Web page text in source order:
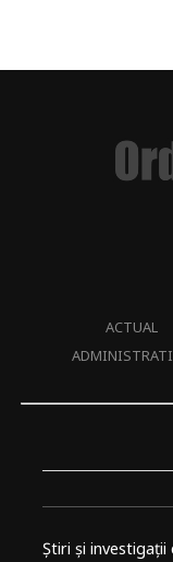
ACTUAL
Știri și investigații